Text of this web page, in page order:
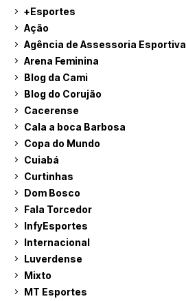
+Esportes
Ação
Agência de Assessoria Esportiva
Arena Feminina
Blog da Cami
Blog do Corujão
Cacerense
Cala a boca Barbosa
Copa do Mundo
Cuiabá
Curtinhas
Dom Bosco
Fala Torcedor
InfyEsportes
Internacional
Luverdense
Mixto
MT Esportes